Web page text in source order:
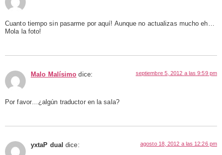
Cuanto tiempo sin pasarme por aquí! Aunque no actualizas mucho eh…
Mola la foto!
Malo Malísimo dice: septiembre 5, 2012 a las 9:59 pm
Por favor…¿algún traductor en la sala?
yxtaP dual dice: agosto 18, 2012 a las 12:26 pm